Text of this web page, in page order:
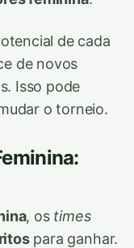
de cada
de novos
Isso pode
o torneio.
, os times
para ganhar.